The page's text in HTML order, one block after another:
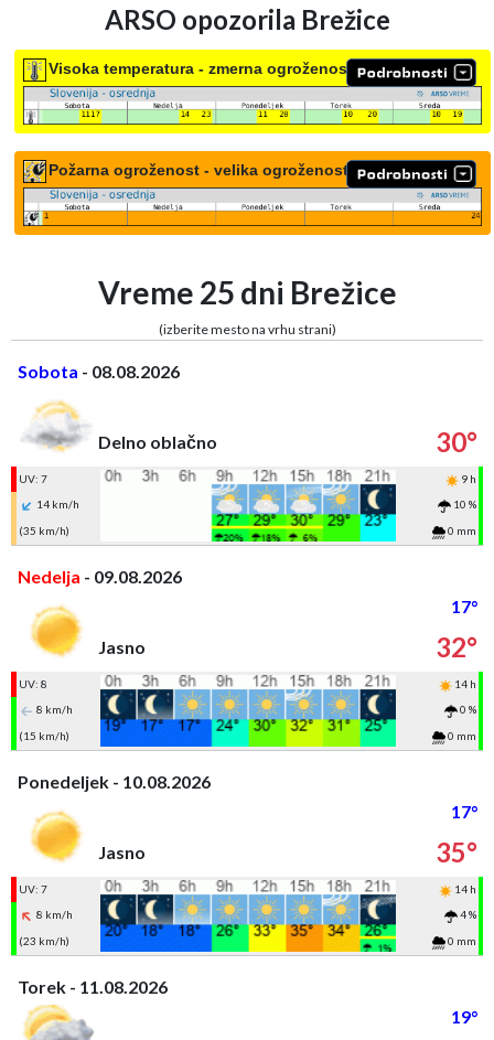
ARSO opozorila Brežice
Visoka temperatura - zmerna ogroženost
Požarna ogroženost - velika ogroženost
Vreme 25 dni Brežice
(izberite mesto na vrhu strani)
Sobota - 08.08.2026
Delno oblačno 30°
UV: 7
9 h
14 km/h
10 %
(35 km/h)
0 mm
Nedelja - 09.08.2026
17°
Jasno
32°
UV: 8
14 h
8 km/h
0 %
(15 km/h)
0 mm
Ponedeljek - 10.08.2026
17°
Jasno
35°
UV: 7
14 h
8 km/h
4 %
(23 km/h)
0 mm
Torek - 11.08.2026
19°